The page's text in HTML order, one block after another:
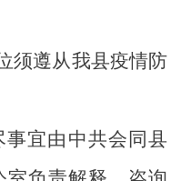
须遵从我县疫情防
宜由中共会同县